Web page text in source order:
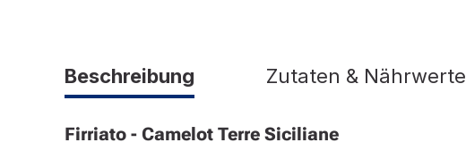
Beschreibung Zutaten & Nährwerte
Firriato - Camelot Terre Siciliane